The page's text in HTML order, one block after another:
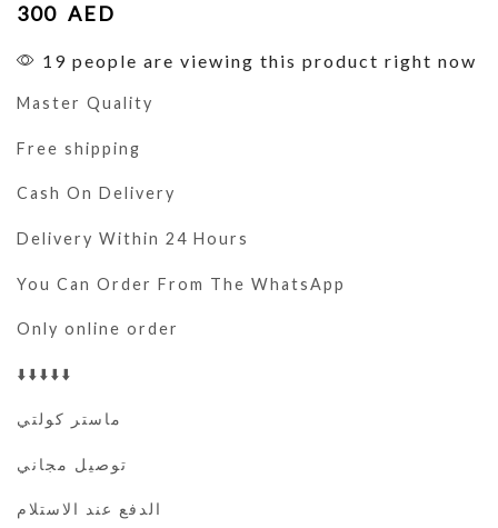
300 AED
19 people are viewing this product right now
Master Quality
Free shipping
Cash On Delivery
Delivery Within 24 Hours
You Can Order From The WhatsApp
Only online order
⬇️⬇️⬇️⬇️⬇️
ماستر كولتي
توصيل مجاني
الدفع عند الاستلام